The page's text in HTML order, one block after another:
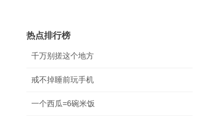
热点排行榜
千万别搓这个地方
戒不掉睡前玩手机
一个西瓜=6碗米饭